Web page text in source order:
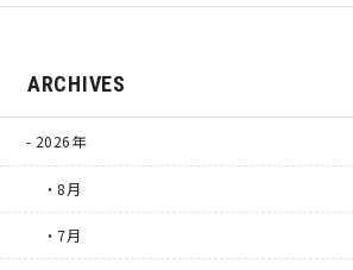
ARCHIVES
2026年
・8月
・7月